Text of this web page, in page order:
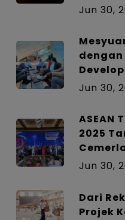
Jun 30,
Jun 30,
ASEAN
2025
Jun 30,
Dari
Projek